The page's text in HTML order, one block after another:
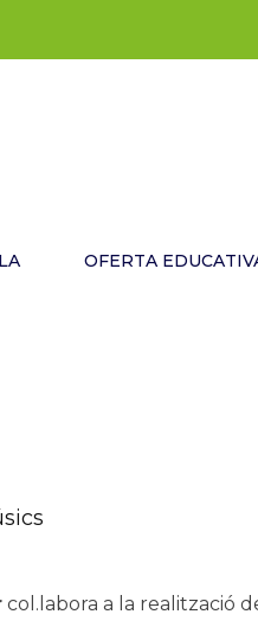
OFERTA
col.labora a la realització